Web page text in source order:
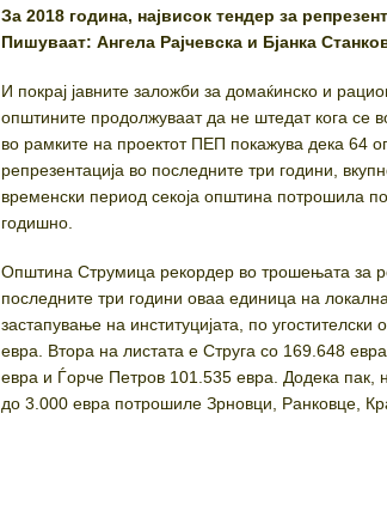
За 2018 година, највисок тендер за
Пишуваат: Ангела Рајчевска и Бјанка
И покрај јавните заложби за домаќинско и
општините продолжуваат да не штедат кога
во рамките на проектот ПЕП покажува дека 64
репрезентација во последните три години,
временски период секоја општина потрошила
годишно.
Општина Струмица рекордер во трошењата за
последните три години оваа единица на
застапување на институцијата, по
евра. Втора на листата е Струга со 169.648
евра и Ѓорче Петров 101.535 евра. Додека
до 3.000 евра потрошиле Зрновци, Ранковце,